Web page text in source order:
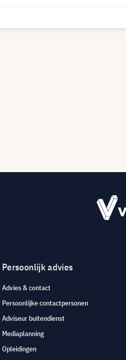
Persoonlijk advies
Advies & contact
Persoonlijke contactpersonen
Adviseur buitendienst
Mediaplanning
Opleidingen